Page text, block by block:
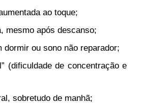
ao toque;
mesmo após descanso;
dormir ou sono não reparador;
(dificuldade de concentração e
sobretudo de manhã;